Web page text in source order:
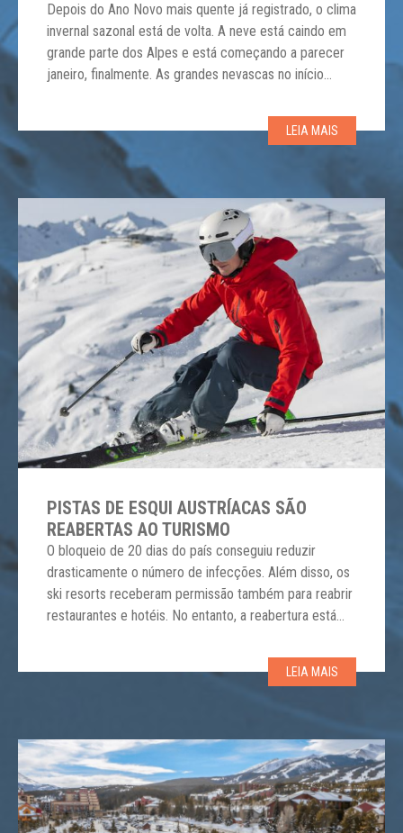
Depois do Ano Novo mais quente já registrado, o clima
invernal sazonal está de volta. A neve está caindo em
grande parte dos Alpes e está começando a parecer
janeiro, finalmente. As grandes nevascas no início
capazes de suportar o clima ameno sem sérios danos
à neve acumulada. Mas […]
LEIA MAIS
PISTAS DE ESQUI AUSTRÍACAS SÃO
REABERTAS AO TURISMO
O bloqueio de 20 dias do país conseguiu reduzir
drasticamente o número de infecções. Além disso, os
ski resorts receberam permissão também para reabrir
restaurantes e hotéis. No entanto, a reabertura está
ganhos na batalha contra o vírus. Apenas pessoas
totalmente vacinadas serão permitidas nas montanhas
LEIA MAIS